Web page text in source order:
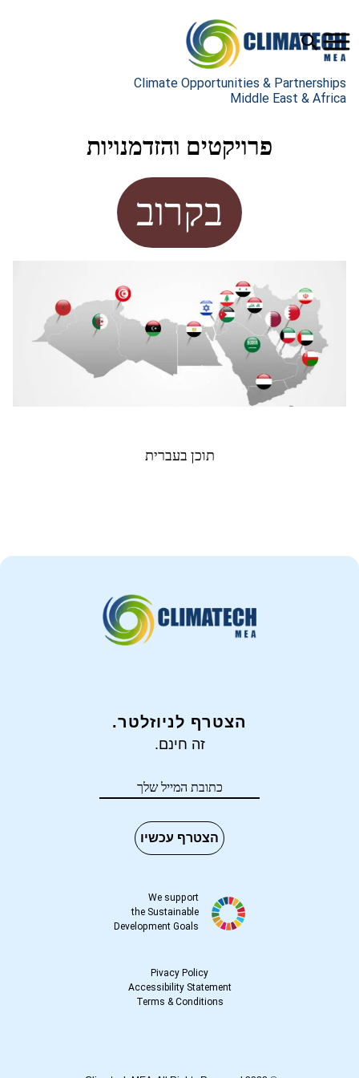
Climate Opportunities & Partnerships
Middle East & Africa
פרויקטים והזדמנויות
בקרוב
תוכן בעברית
הצטרף לניוזלטר.
זה חינם.
הצטרף עכשיו
We support
the Sustainable
Development Goals
Pivacy Policy
Accessibility Statement
Terms &Conditions